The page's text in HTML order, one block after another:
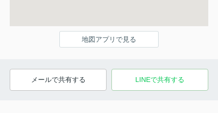
地図アプリで見る
メールで共有する LINEで共有する